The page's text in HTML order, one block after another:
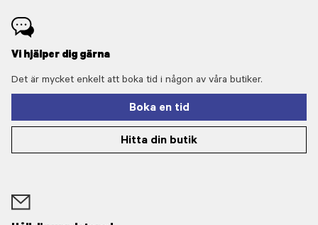
Vi hjälper dig gärna
Det är mycket enkelt att boka tid i någon av våra butiker.
Boka en tid
Hitta din butik